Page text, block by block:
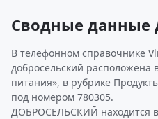
Сводные
В телефонном справочнике
добросельский расположена
питания», в рубрике
под номером 780305.
ДОБРОСЕЛЬСКИЙ находится